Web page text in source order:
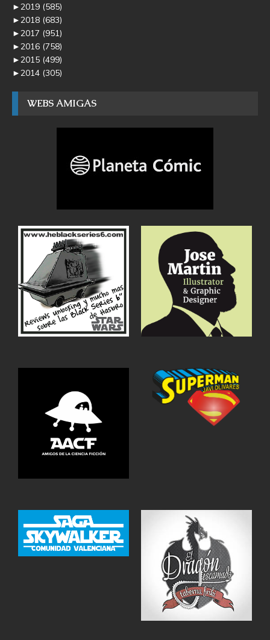
►2019 (585)
►2018 (683)
►2017 (951)
►2016 (758)
►2015 (499)
►2014 (305)
WEBS AMIGAS